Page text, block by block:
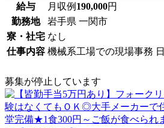
給与 月収例 190,000円
勤務地
岩手県 一関市
寮・社宅 なし
仕事内容 機械系工場での現場事務
募集が停止しています